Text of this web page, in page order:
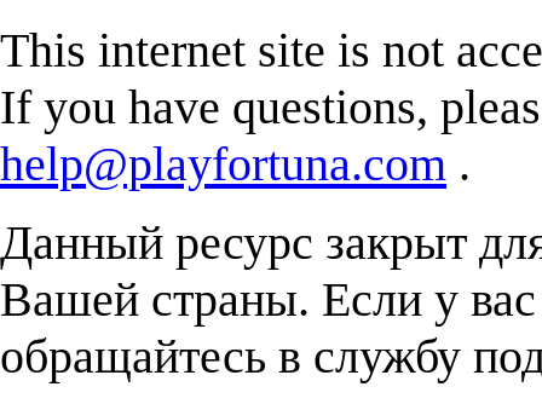
This internet site is not
If you have questions,
help@playfortuna.com .
Данный ресурс закрыт
Вашей страны. Если у
обращайтесь в службу